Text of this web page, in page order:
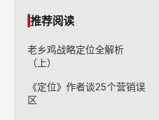
推荐阅读
老乡鸡战略定位全解析
（上）
《定位》作者谈25个营销误
区